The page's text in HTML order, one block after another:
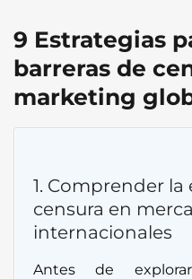
9 Estrategias
barreras de
marketing
1. Comprender la
censura en
internacionales
Antes de